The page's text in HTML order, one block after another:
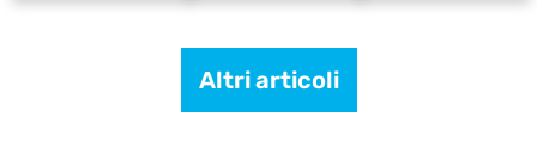
Altri articoli